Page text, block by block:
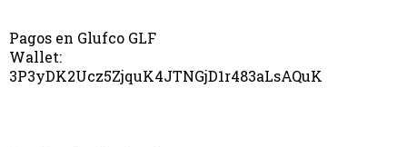
Pagos en Glufco GLF
Wallet:
3P3yDK2Ucz5ZjquK4JTNGjD1r483aLsAQuK